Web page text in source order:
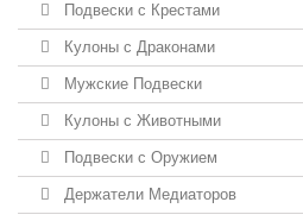
Подвески с Крестами
Кулоны с Драконами
Мужские Подвески
Кулоны с Животными
Подвески с Оружием
Держатели Медиаторов